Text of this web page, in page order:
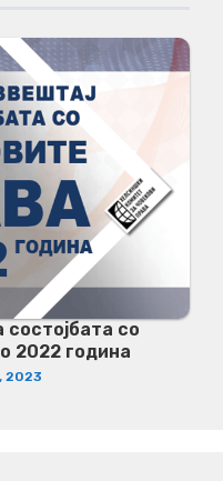
состојбата со
2022 година
2023